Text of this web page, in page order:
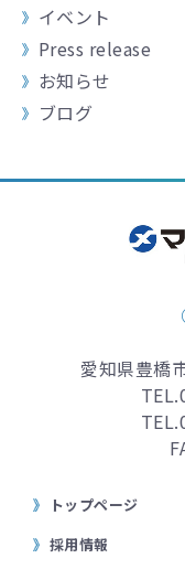
イベント
Press release
お知らせ
ブログ
愛知県豊橋
TEL.
TEL.
トップページ
採用情報